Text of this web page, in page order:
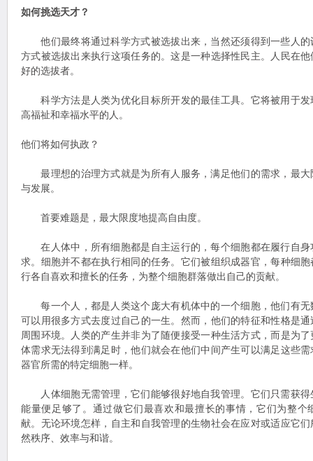
如何挑选天才？
他们最终将通过科学方式被选拔出来，当然还须得到一些人的
方式被选拔出来执行这项任务的。这是一种选择性民主。人民在
好的选拔者。
科学方法是人类为优化目标所开发的最佳工具。它将被用于发
高福祉和幸福水平的人。
他们将如何执政？
最理想的治理方式就是为所有人服务，满足他们的需求，最大
与发展。
首要难题是，最大限度地提高自由度。
在人体中，所有细胞都是自主运行的，每个细胞都在履行自身
求。细胞并不都在执行相同的任务。它们被组织成器官，每种细
行各自喜欢和擅长的任务，为整个细胞群落做出自己的贡献。
每一个人，都是人类这个庞大有机体中的一个细胞，他们有无
可以用很多方式去度过自己的一生。然而，他们的特征和性格是
周围环境。人类的产生并非为了随便接受一种生活方式，而是为
体需求无法得到满足时，他们就会在他们中间产生可以满足这些
器官所需的特定细胞一样。
人体细胞无需管理，它们能够很好地自我管理。它们只需获得
能量便足够了。通过做它们最喜欢和最擅长的事情，它们为整个
献。无论环境怎样，自主和自我管理的生物社会在应对或适应它
然秩序、效率与和谐。